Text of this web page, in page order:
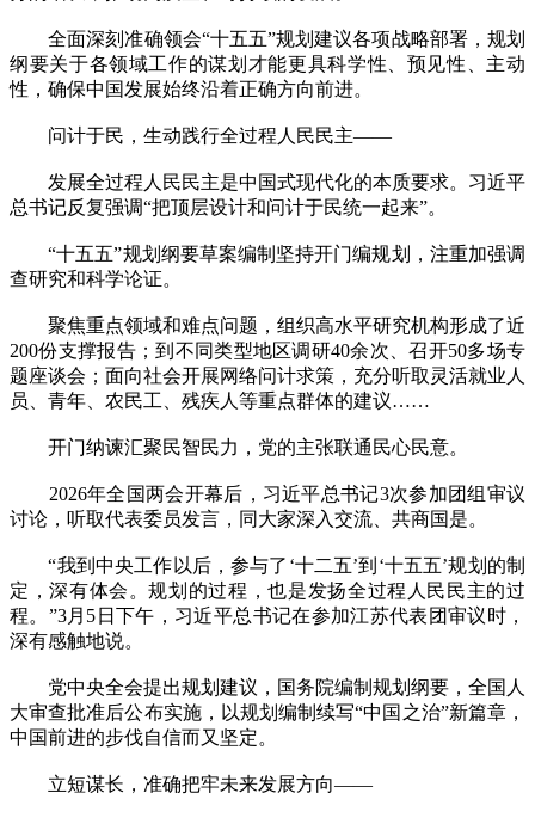
全面深刻准确领会“十五五”规划建议各项战略部署，规划
纲要关于各领域工作的谋划才能更具科学性、预见性、主动
性，确保中国发展始终沿着正确方向前进。
问计于民，生动践行全过程人民民主——
发展全过程人民民主是中国式现代化的本质要求。习近平
总书记反复强调“把顶层设计和问计于民统一起来”。
“十五五”规划纲要草案编制坚持开门编规划，注重加强调
查研究和科学论证。
聚焦重点领域和难点问题，组织高水平研究机构形成了近
200份支撑报告；到不同类型地区调研40余次、召开50多场专
题座谈会；面向社会开展网络问计求策，充分听取灵活就业人
员、青年、农民工、残疾人等重点群体的建议……
开门纳谏汇聚民智民力，党的主张联通民心民意。
2026年全国两会开幕后，习近平总书记3次参加团组审议
讨论，听取代表委员发言，同大家深入交流、共商国是。
“我到中央工作以后，参与了‘十二五’到‘十五五’规划的制
定，深有体会。规划的过程，也是发扬全过程人民民主的过
程。”3月5日下午，习近平总书记在参加江苏代表团审议时，
深有感触地说。
党中央全会提出规划建议，国务院编制规划纲要，全国人
大审查批准后公布实施，以规划编制续写“中国之治”新篇章，
中国前进的步伐自信而又坚定。
立短谋长，准确把牢未来发展方向——